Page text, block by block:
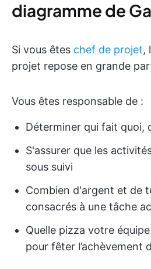
diagramme de
Si vous êtes chef de projet,
projet repose en grande
Vous êtes responsable de :
Déterminer qui fait quoi,
S'assurer que les
sous suivi
Combien d'argent et de
consacrés à une tâche
Quelle pizza votre
pour fêter l’achèvement